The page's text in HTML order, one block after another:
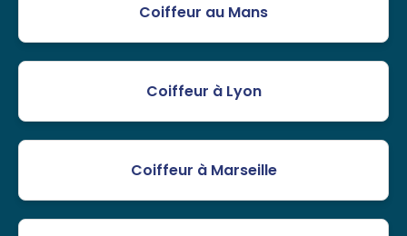
Coiffeur au Mans
Coiffeur à Lyon
Coiffeur à Marseille